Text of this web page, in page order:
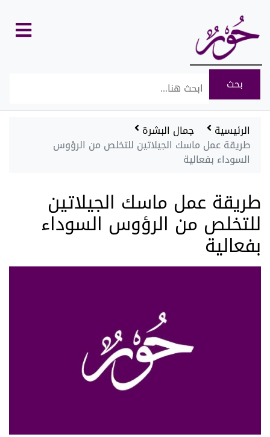
الرئيسية جمال البشرة
طريقة عمل ماسك الجيلاتين للتخلص من الرؤوس
السوداء بفعالية
طريقة عمل ماسك الجيلاتين
للتخلص من الرؤوس السوداء
بفعالية